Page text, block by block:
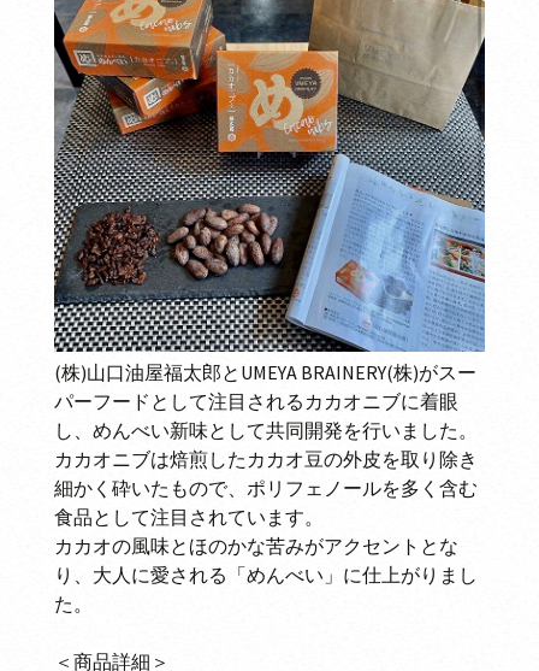
(株)山口油屋福太郎とUMEYA BRAINERY(株)がスー
パーフードとして注目されるカカオニブに着眼
し、めんべい新味として共同開発を行いました。
カカオニブは焙煎したカカオ豆の外皮を取り除き
細かく砕いたもので、ポリフェノールを多く含む
食品として注目されています。
カカオの風味とほのかな苦みがアクセントとな
り、大人に愛される「めんべい」に仕上がりまし
た。
＜商品詳細＞